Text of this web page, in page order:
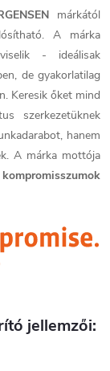
márkától
A márka
- ideálisak
de gyakorlatilag
Keresik őket mind
szerkezetüknek
hanem
A márka mottója
jellemzői: